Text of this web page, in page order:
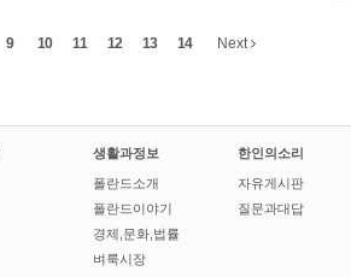
9 10 11 12 13 14 Next
생활과정보
폴란드소개
폴란드이야기
경제,문화,법률
벼룩시장
한인의소리
자유게시판
질문과대답